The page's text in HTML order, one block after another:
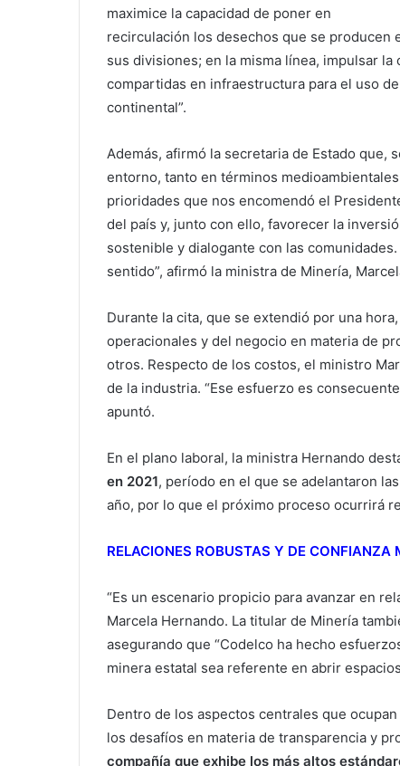
maximice la capacidad de poner en
recirculación los desechos que se producen
sus divisiones; en la misma línea, impulsar
compartidas en infraestructura para el uso
continental”.
Además, afirmó la secretaria de Estado que,
entorno, tanto en términos
prioridades que nos encomendó el
del país y, junto con ello, favorecer la
sostenible y dialogante con las
sentido”, afirmó la ministra de Minería,
Durante la cita, que se extendió por una
operacionales y del negocio en materia de
otros. Respecto de los costos, el ministro
de la industria. “Ese esfuerzo es
apuntó.
En el plano laboral, la ministra Hernando
en 2021, período en el que se adelantaron
año, por lo que el próximo proceso ocurrirá
RELACIONES ROBUSTAS Y DE CONFIANZA
“Es un escenario propicio para avanzar en
Marcela Hernando. La titular de Minería
asegurando que “Codelco ha hecho
minera estatal sea referente en abrir
Dentro de los aspectos centrales que
los desafíos en materia de transparencia y
compañía que exhibe los más altos